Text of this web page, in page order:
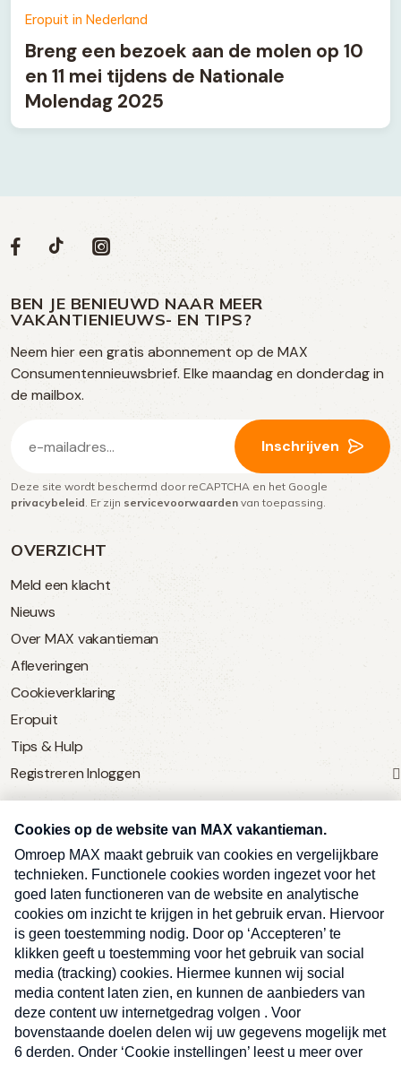
Eropuit in Nederland
Breng een bezoek aan de molen op 10
en 11 mei tijdens de Nationale
Molendag 2025
OVERZICHT
Meld een klacht
Nieuws
Over MAX vakantieman
Afleveringen
Cookieverklaring
Eropuit
Tips & Hulp
Registreren Inloggen
SERVICE
Over Omroep MAX
MAX Vandaag
MAX Meldpunt
Pers
Contact
Algemene voorwaarden
Privacyverklaring
Kwetsbaarheid melden
Volg
op
social
media
Social
Volg
op
Facebook
Volg
op
TikTok
Volg
op
Instagram
BEN JE BENIEUWD NAAR MEER
VAKANTIENIEUWS- EN TIPS?
Neem hier een gratis abonnement op de MAX
Consumentennieuwsbrief. Elke maandag en donderdag in
de mailbox.
mailadres
(Vereist)
Inschrijven
Deze site wordt beschermd door reCAPTCHA en het Google
privacybeleid . Er zijn servicevoorwaarden van toepassing.
Ben je benieuwd naar meer
vakantienieuws- en tips?